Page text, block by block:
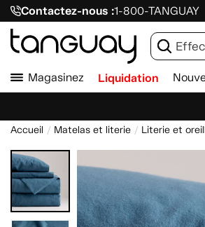
Contactez-nous :1-800-TANGUAY
Magasinez Liquidation
Accueil Matelas et literie Literie et